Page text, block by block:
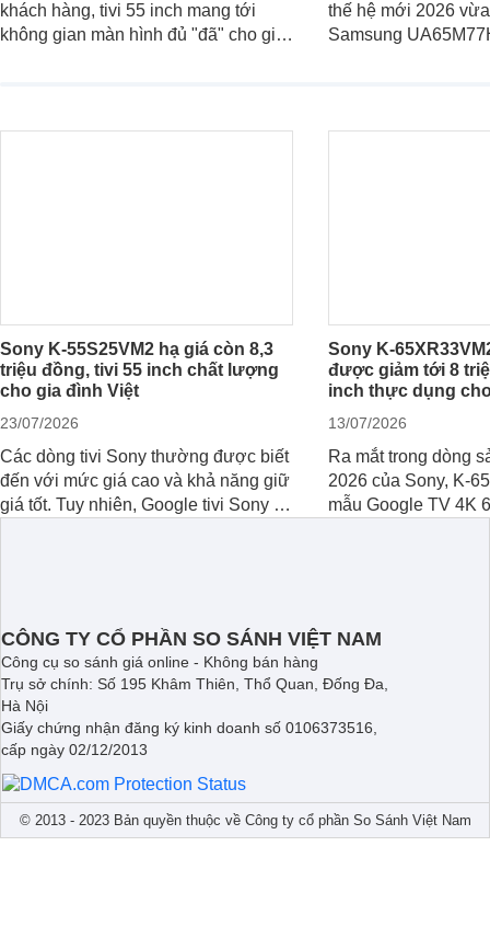
khách hàng, tivi 55 inch mang tới
không gian màn hình đủ "đã" cho giải
nhiêu cm và dùng cho phòng bao
thế hệ mới 2026
Samsung
Sony K-55S25VM2 hạ giá còn 8,3
triệu đồng, tivi 55 inch chất lượng
cho gia đình Việt
23/07/2026
Các dòng tivi Sony thường được biết
đến với mức giá cao và khả năng giữ
giá tốt. Tuy nhiên, Google tivi Sony 55
Sony K-
được giảm tới 8
inch thực dụng
13/07/2026
Ra mắt trong dòng
2026 của Sony, K-
mẫu Google TV 4K
CÔNG TY CỔ PHẦN SO SÁNH VIỆT NAM
Công cụ so sánh giá online - Không bán hàng
Trụ sở chính: Số 195 Khâm Thiên, Thổ Quan, Đống Đa,
Hà Nội
Giấy chứng nhận đăng ký kinh doanh số 0106373516,
cấp ngày 02/12/2013
© 2013 - 2023 Bản quyền thuộc về Công ty cổ phần So Sánh Việt Nam